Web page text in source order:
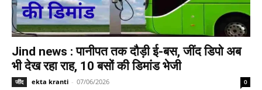
Jind news : पानीपत तक दौड़ी ई-बस, जींद डिपो अब
भी देख रहा राह, 10 बसों की डिमांड भेजी
जींद ekta kranti - 07/06/2026 0